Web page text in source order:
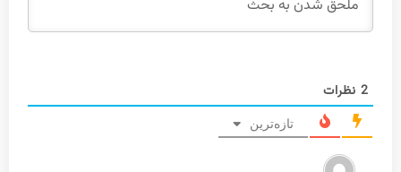
2 نظرات
تازه‌ترین